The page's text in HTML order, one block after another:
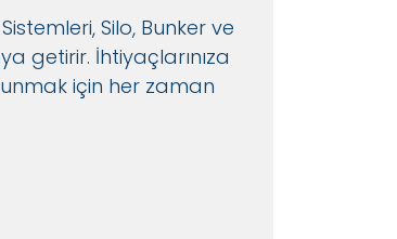
Silo, Bunker ve
getirir. İhtiyaçlarınıza
için her zaman